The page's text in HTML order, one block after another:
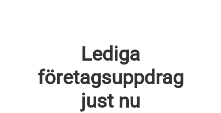
Lediga
företagsuppdrag
just nu